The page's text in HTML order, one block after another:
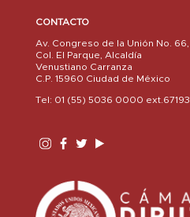
CONTACTO
Av. Congreso de la Unión No. 66,
Col. El Parque, Alcaldía
Venustiano Carranza
C.P. 15960 Ciudad de México
Tel: 01 (55) 5036 0000 ext.67193